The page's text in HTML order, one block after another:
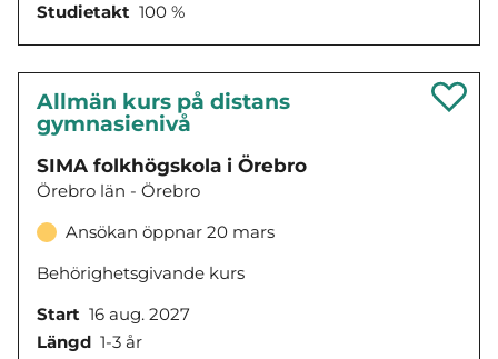
Studietakt 100 %
Allmän kurs på distans
gymnasienivå
SIMA folkhögskola i Örebro
Örebro län - Örebro
Ansökan öppnar 20 mars
Behörighetsgivande kurs
Start 16 aug. 2027
Längd 1-3 år